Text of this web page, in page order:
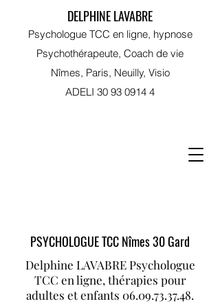
Psychologue TCC en ligne, hypnose
Psychothérapeute, Coach de vie
Nîmes, Paris, Neuilly, Visio
ADELI 30 93 0914 4
DELPHINE LAVABRE
PSYCHOLOGUE TCC Nîmes 30 Gard
Delphine LAVABRE Psychologue
TCC en ligne, thérapies pour
adultes et enfants 06.09.73.37.48.